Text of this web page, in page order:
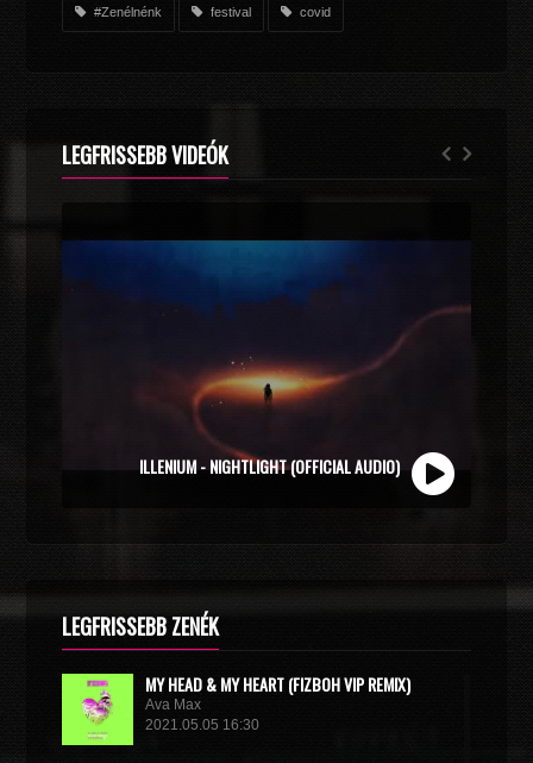
#Zenélnénk festival covid
LEGFRISSEBB VIDEÓK
ZOLI VEKONY X CALIDORA - MINDIG NYÁR (OFFICIAL
MUSIC VIDEO)
LEGFRISSEBB ZENÉK
MY HEAD & MY HEART (FIZBOH VIP REMIX)
Ava Max
2021.05.05 16:30